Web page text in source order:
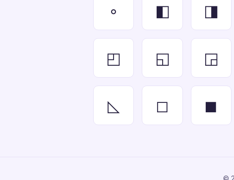
◦ ◧ ◨
◰ ◱ ◲
◺ ◻ ◼
©